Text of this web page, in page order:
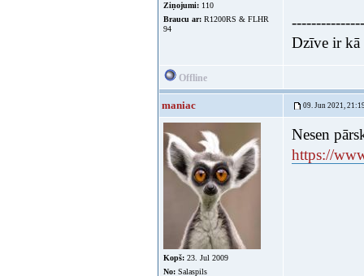
Ziņojumi: 110
Braucu ar: R1200RS & FLHR
94
Dzīve ir kā
Offline
maniac 09. Jun 2021,
Kopš: 23. Jul 2009
No: Salaspils
Nesen
https://